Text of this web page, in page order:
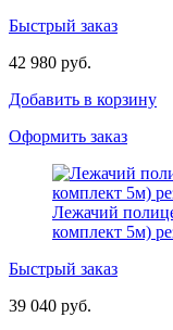
Быстрый заказ
42 980 руб.
Добавить в корзину
Оформить заказ
Лежачий
комплект 5м)
Быстрый заказ
39 040 руб.